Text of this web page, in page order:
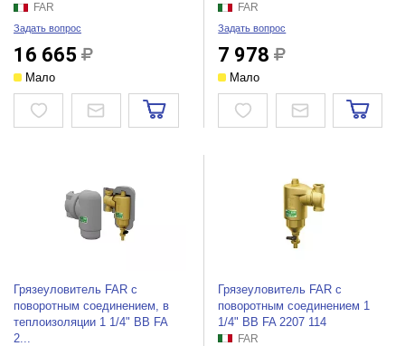
FAR
Задать вопрос
16 665
Мало
FAR
Задать вопрос
7 978
Мало
Грязеуловитель FAR с
поворотным соединением, в
теплоизоляции 1 1/4" ВВ FA
2...
Грязеуловитель FAR с
поворотным соединением 1
1/4" ВВ FA 2207 114
FAR